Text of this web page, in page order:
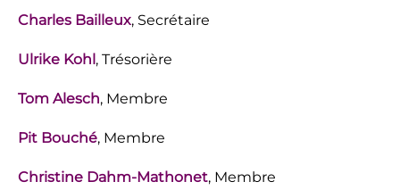
Charles Bailleux, Secrétaire
Ulrike Kohl, Trésorière
Tom Alesch, Membre
Pit Bouché, Membre
Christine Dahm-Mathonet, Membre